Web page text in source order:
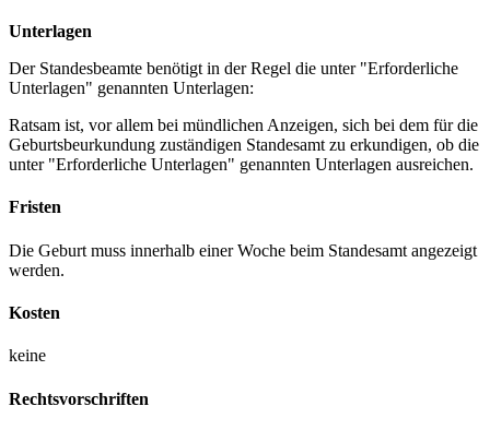
Unterlagen
Der Standesbeamte benötigt in der Regel die unter "Erforderliche
Unterlagen" genannten Unterlagen:
Ratsam ist, vor allem bei mündlichen Anzeigen, sich bei dem für die
Geburtsbeurkundung zuständigen Standesamt zu erkundigen, ob die
unter "Erforderliche Unterlagen" genannten Unterlagen ausreichen.
Fristen
Die Geburt muss innerhalb einer Woche beim Standesamt angezeigt
werden.
Kosten
keine
Rechtsvorschriften